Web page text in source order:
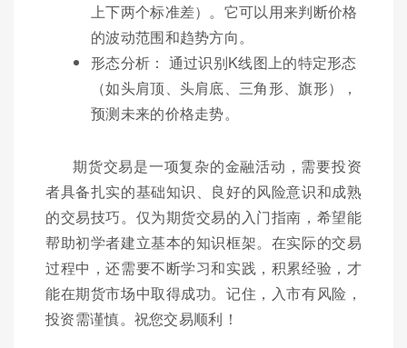
上下两个标准差）。它可以用来判断价格
的波动范围和趋势方向。
形态分析： 通过识别K线图上的特定形态
（如头肩顶、头肩底、三角形、旗形），
预测未来的价格走势。
期货交易是一项复杂的金融活动，需要投资
者具备扎实的基础知识、良好的风险意识和成熟
的交易技巧。仅为期货交易的入门指南，希望能
帮助初学者建立基本的知识框架。在实际的交易
过程中，还需要不断学习和实践，积累经验，才
能在期货市场中取得成功。记住，入市有风险，
投资需谨慎。祝您交易顺利！